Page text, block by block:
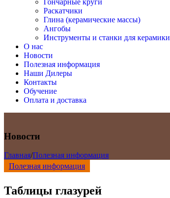
Гончарные круги
Раскатчики
Глина (керамические массы)
Ангобы
Инструменты и станки для керамики
О нас
Новости
Полезная информация
Наши Дилеры
Контакты
Обучение
Оплата и доставка
Новости
Главная/Полезная информация
Полезная информация
Таблицы глазурей